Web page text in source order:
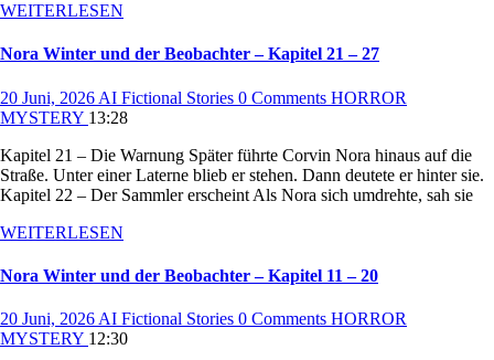
WEITERLESEN
Nora Winter und der Beobachter – Kapitel 21 – 27
20 Juni, 2026 AI Fictional Stories 0 Comments HORROR
MYSTERY 13:28
Kapitel 21 – Die Warnung Später führte Corvin Nora hinaus auf die
Straße. Unter einer Laterne blieb er stehen. Dann deutete er hinter sie.
Kapitel 22 – Der Sammler erscheint Als Nora sich umdrehte, sah sie
WEITERLESEN
Nora Winter und der Beobachter – Kapitel 11 – 20
20 Juni, 2026 AI Fictional Stories 0 Comments HORROR
MYSTERY 12:30